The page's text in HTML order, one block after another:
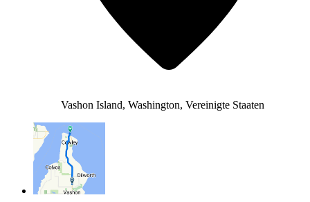
Vashon Island, Washington, Vereinigte Staaten